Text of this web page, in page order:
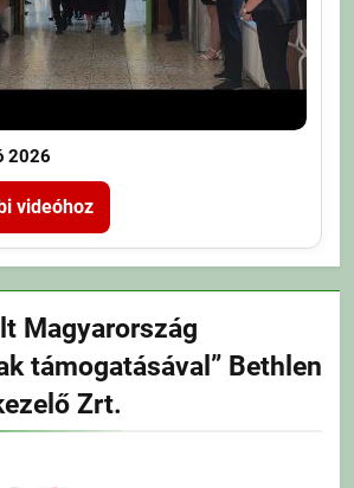
2026
videóhoz
Magyarország
támogatásával” Bethlen
Zrt.